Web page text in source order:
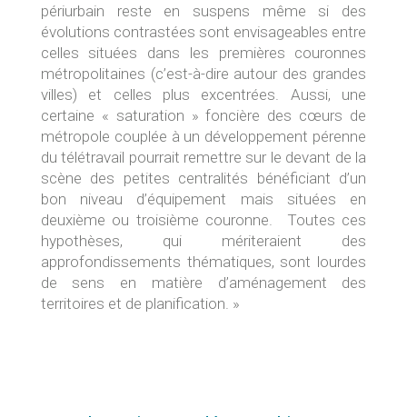
périurbain reste en suspens même si des
évolutions contrastées sont envisageables entre
celles situées dans les premières couronnes
métropolitaines (c’est-à-dire autour des grandes
villes) et celles plus excentrées. Aussi, une
certaine « saturation » foncière des cœurs de
métropole couplée à un développement pérenne
du télétravail pourrait remettre sur le devant de la
scène des petites centralités bénéficiant d’un
bon niveau d’équipement mais situées en
deuxième ou troisième couronne. Toutes ces
hypothèses, qui mériteraient des
approfondissements thématiques, sont lourdes
de sens en matière d’aménagement des
territoires et de planification. »